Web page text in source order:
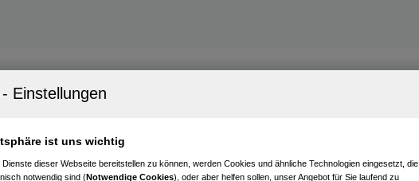
WOHNHAUS / 4 - 5 ZIMMER / GARAGE und CARPORT / GROSSER
€ 449.000,00
Kaufpreis
ist uns wichtig
Dienste dieser Webseite bereitstellen zu können, werden Cookies und ähnliche Technologien eingesetzt, die
notwendig sind (Notwendige Cookies), oder aber helfen sollen, unser Angebot für Sie laufend zu